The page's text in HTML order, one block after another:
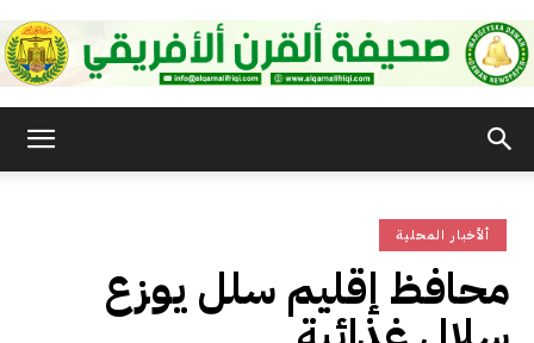
ألأخبار المحلية
محافظ إقليم سلل يوزع